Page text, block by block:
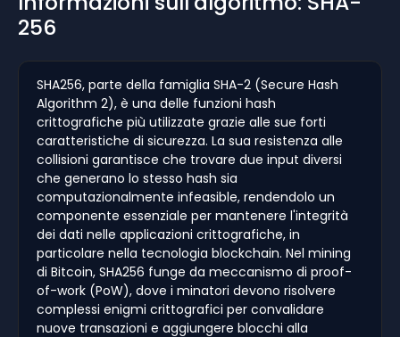
256
SHA256, parte della famiglia SHA-2 (Secure Hash
Algorithm 2), è una delle funzioni hash
crittografiche più utilizzate grazie alle sue forti
caratteristiche di sicurezza. La sua resistenza alle
collisioni garantisce che trovare due input diversi
che generano lo stesso hash sia
computazionalmente infeasible, rendendolo un
componente essenziale per mantenere l'integrità
dei dati nelle applicazioni crittografiche, in
particolare nella tecnologia blockchain. Nel mining
di Bitcoin, SHA256 funge da meccanismo di proof-
of-work (PoW), dove i minatori devono risolvere
complessi enigmi crittografici per convalidare
nuove transazioni e aggiungere blocchi alla